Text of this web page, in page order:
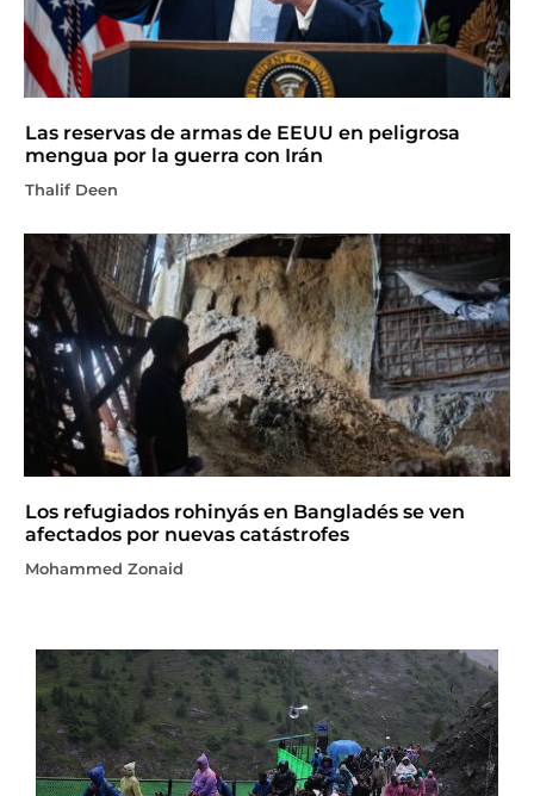
Las reservas de armas de EEUU en peligrosa
mengua por la guerra con Irán
Thalif Deen
Los refugiados rohinyás en Bangladés se ven
afectados por nuevas catástrofes
Mohammed Zonaid